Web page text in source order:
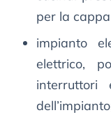
per la
impianto
elettrico,
interruttori